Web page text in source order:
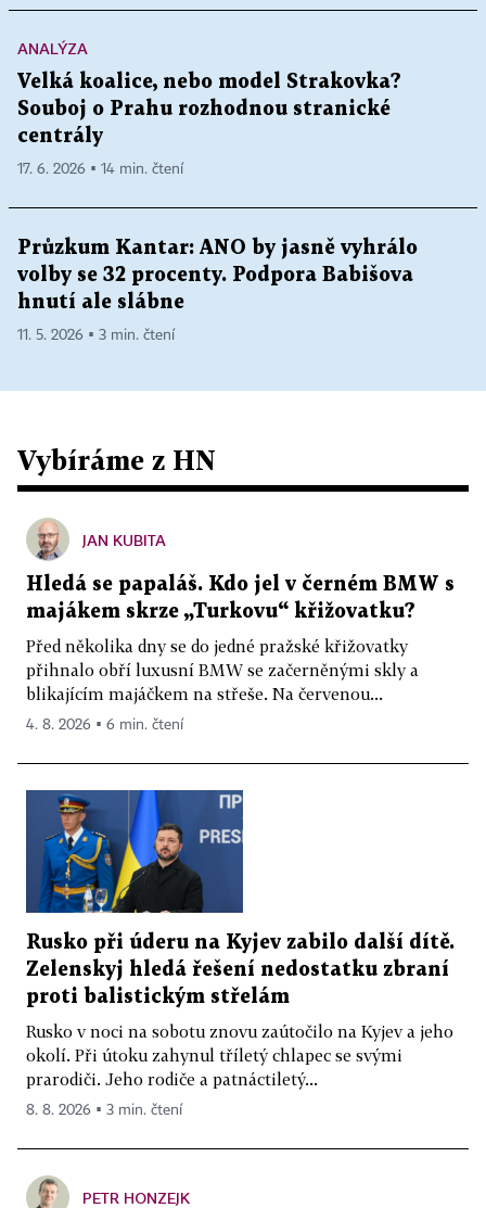
ANALÝZA
Velká koalice, nebo model Strakovka?
Souboj o Prahu rozhodnou stranické
centrály
17. 6. 2026 ▪ 14 min. čtení
Průzkum Kantar: ANO by jasně vyhrálo
volby se 32 procenty. Podpora Babišova
hnutí ale slábne
11. 5. 2026 ▪ 3 min. čtení
Vybíráme z HN
JAN KUBITA
Hledá se papaláš. Kdo jel v černém BMW s
majákem skrze „Turkovu“ křižovatku?
Před několika dny se do jedné pražské křižovatky
přihnalo obří luxusní BMW se začerněnými skly a
blikajícím majáčkem na střeše. Na červenou...
4. 8. 2026 ▪ 6 min. čtení
Rusko při úderu na Kyjev zabilo další dítě.
Zelenskyj hledá řešení nedostatku zbraní
proti balistickým střelám
Rusko v noci na sobotu znovu zaútočilo na Kyjev a jeho
okolí. Při útoku zahynul tříletý chlapec se svými
prarodiči. Jeho rodiče a patnáctiletý...
8. 8. 2026 ▪ 3 min. čtení
PETR HONZEJK